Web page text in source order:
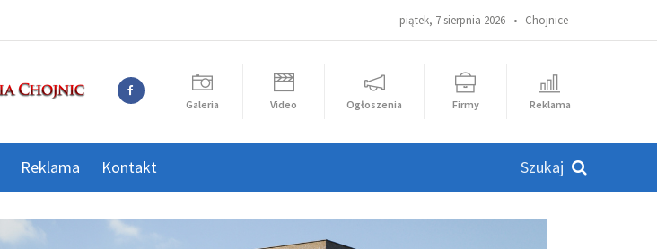
piątek, 7 sierpnia 2026 • Chojnice
Galeria Video Ogłoszenia Firmy Reklama
Reklama Kontakt